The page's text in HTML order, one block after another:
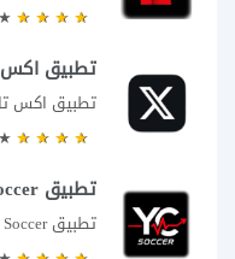
تطبيق اكس
تطبيق YC Soccer